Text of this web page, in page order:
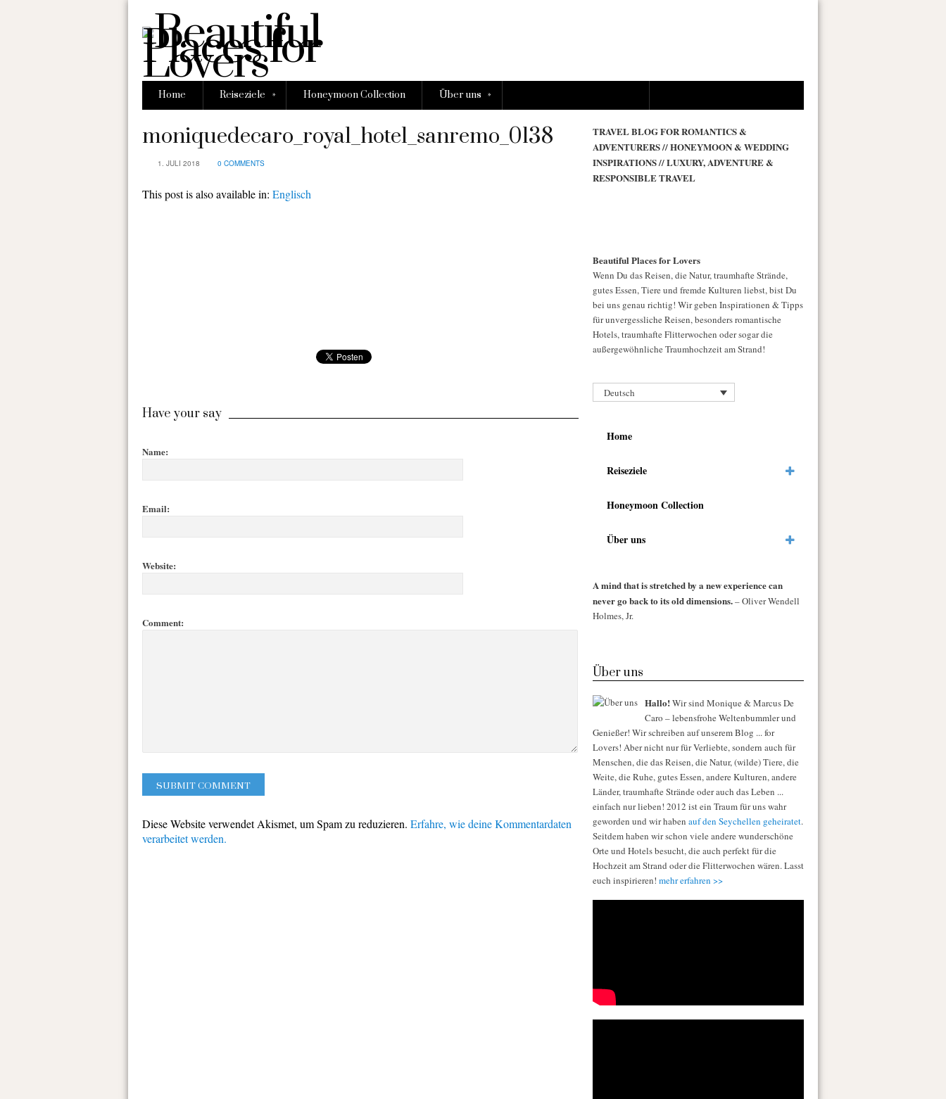
Home Reiseziele » Honeymoon Collection Über uns »
moniquedecaro_royal_hotel_sanremo_0138
1. JULI 2018 0 COMMENTS
This post is also available in: Englisch
Have your say
Name:
Email:
Website:
Comment:
Diese Website verwendet Akismet, um Spam zu reduzieren. Erfahre, wie deine Kommentardaten
verarbeitet werden.
TRAVEL BLOG FOR ROMANTICS &
ADVENTURERS // HONEYMOON & WEDDING
INSPIRATIONS // LUXURY, ADVENTURE &
RESPONSIBLE TRAVEL
Beautiful Places for Lovers
Wenn Du das Reisen, die Natur, traumhafte Strände,
gutes Essen, Tiere und fremde Kulturen liebst, bist Du
bei uns genau richtig! Wir geben Inspirationen & Tipps
für unvergessliche Reisen, besonders romantische
Hotels, traumhafte Flitterwochen oder sogar die
außergewöhnliche Traumhochzeit am Strand!
Deutsch
Home
Reiseziele
Honeymoon Collection
Über uns
A mind that is stretched by a new experience can
never go back to its old dimensions.– Oliver Wendell
Holmes, Jr.
Über uns
Hallo!Wir sind Monique & Marcus De
Caro – lebensfrohe Weltenbummler und
Genießer! Wir schreiben auf unserem Blog ... for
Lovers! Aber nicht nur für Verliebte, sondern auch für
Menschen, die das Reisen, die Natur, (wilde) Tiere, die
Weite, die Ruhe, gutes Essen, andere Kulturen, andere
Länder, traumhafte Strände oder auch das Leben ...
einfach nur lieben! 2012 ist ein Traum für uns wahr
geworden und wir haben auf den Seychellen geheiratet.
Seitdem haben wir schon viele andere wunderschöne
Orte und Hotels besucht, die auch perfekt für die
Hochzeit am Strand oder die Flitterwochen wären. Lasst
euch inspirieren! mehr erfahren >>